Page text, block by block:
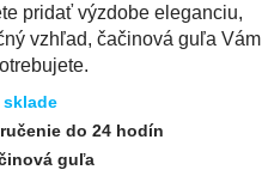
pridať výzdobe eleganciu,
vzhľad, čačinová guľa Vám
sklade
do 24 hodín
guľa